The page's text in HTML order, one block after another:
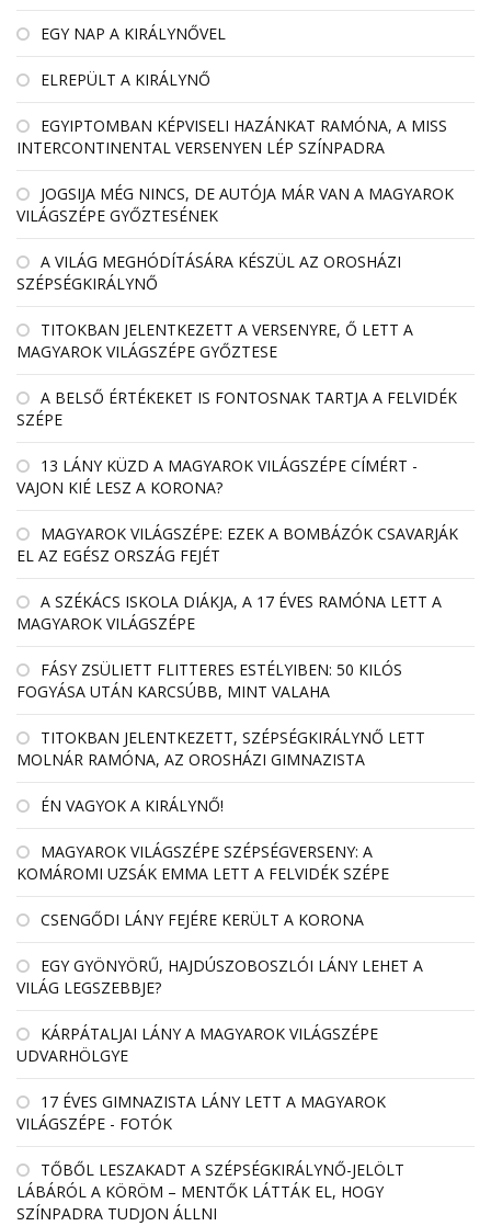
EGY NAP A KIRÁLYNŐVEL
ELREPÜLT A KIRÁLYNŐ
EGYIPTOMBAN KÉPVISELI HAZÁNKAT RAMÓNA, A MISS
INTERCONTINENTAL VERSENYEN LÉP SZÍNPADRA
JOGSIJA MÉG NINCS, DE AUTÓJA MÁR VAN A MAGYAROK
VILÁGSZÉPE GYŐZTESÉNEK
A VILÁG MEGHÓDÍTÁSÁRA KÉSZÜL AZ OROSHÁZI
SZÉPSÉGKIRÁLYNŐ
TITOKBAN JELENTKEZETT A VERSENYRE, Ő LETT A
MAGYAROK VILÁGSZÉPE GYŐZTESE
A BELSŐ ÉRTÉKEKET IS FONTOSNAK TARTJA A FELVIDÉK
SZÉPE
13 LÁNY KÜZD A MAGYAROK VILÁGSZÉPE CÍMÉRT -
VAJON KIÉ LESZ A KORONA?
MAGYAROK VILÁGSZÉPE: EZEK A BOMBÁZÓK CSAVARJÁK
EL AZ EGÉSZ ORSZÁG FEJÉT
A SZÉKÁCS ISKOLA DIÁKJA, A 17 ÉVES RAMÓNA LETT A
MAGYAROK VILÁGSZÉPE
FÁSY ZSÜLIETT FLITTERES ESTÉLYIBEN: 50 KILÓS
FOGYÁSA UTÁN KARCSÚBB, MINT VALAHA
TITOKBAN JELENTKEZETT, SZÉPSÉGKIRÁLYNŐ LETT
MOLNÁR RAMÓNA, AZ OROSHÁZI GIMNAZISTA
ÉN VAGYOK A KIRÁLYNŐ!
MAGYAROK VILÁGSZÉPE SZÉPSÉGVERSENY: A
KOMÁROMI UZSÁK EMMA LETT A FELVIDÉK SZÉPE
CSENGŐDI LÁNY FEJÉRE KERÜLT A KORONA
EGY GYÖNYÖRŰ, HAJDÚSZOBOSZLÓI LÁNY LEHET A
VILÁG LEGSZEBBJE?
KÁRPÁTALJAI LÁNY A MAGYAROK VILÁGSZÉPE
UDVARHÖLGYE
17 ÉVES GIMNAZISTA LÁNY LETT A MAGYAROK
VILÁGSZÉPE - FOTÓK
TŐBŐL LESZAKADT A SZÉPSÉGKIRÁLYNŐ-JELÖLT
LÁBÁRÓL A KÖRÖM – MENTŐK LÁTTÁK EL, HOGY
SZÍNPADRA TUDJON ÁLLNI